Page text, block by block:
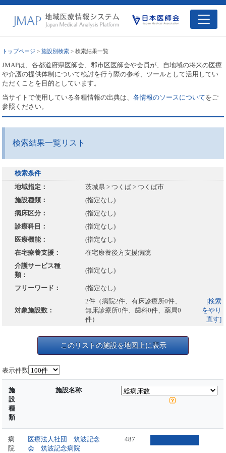
トップページ >施設別検索 > 検索結果一覧
JMAPは、各都道府県医師会、郡市区医師会や会員が、自地域の将来の医療
や介護の提供体制について検討を行う際の参考、ツールとして活用してい
ただくことを目的としています。
当サイトで使用している各種情報の出典は、各情報のソースについてをご
参照ください。
検索結果一覧リスト
検索条件
地域指定：
茨城県 > つくば > つくば市
施設種類：
(指定なし)
病床区分：
(指定なし)
診療科目：
(指定なし)
医療機能：
(指定なし)
在宅療養支援：
在宅療養後方支援病院
介護サービス種
類：
(指定なし)
フリーワード： (指定なし)
対象施設数：
2件（病院2件、有床診療所0件、
無床診療所0件、歯科0件、薬局0
件）
[検索
をやり
直す]
このリストの施設を地図上に表示
表示件数
施
設
種
類
施設名称
病
院
医療法人社団 筑波記念
会 筑波記念病院
487